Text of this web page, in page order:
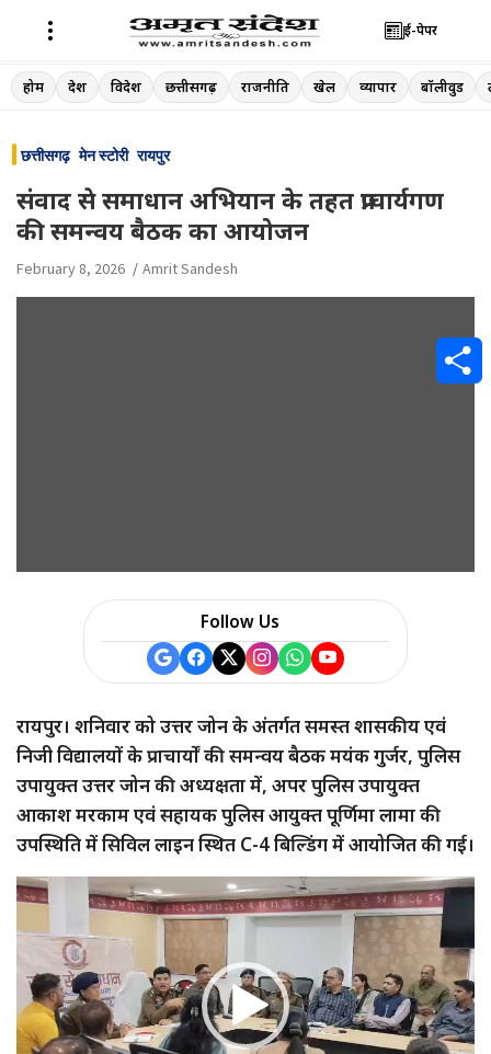
Skip
to
ई-पेपर
होम देश विदेश छत्तीसगढ़ राजनीति खेल व्यापार बॉलीवुड
छत्तीसगढ़ मेन स्टोरी रायपुर
संवाद से समाधान अभियान के तहत प्राचार्यगण
की समन्वय बैठक का आयोजन
February 8, 2026 Amrit Sandesh
Follow Us
रायपुर। शनिवार को उत्तर जोन के अंतर्गत समस्त शासकीय एवं
निजी विद्यालयों के प्राचार्यों की समन्वय बैठक मयंक गुर्जर, पुलिस
उपायुक्त उत्तर जोन की अध्यक्षता में, अपर पुलिस उपायुक्त
आकाश मरकाम एवं सहायक पुलिस आयुक्त पूर्णिमा लामा की
उपस्थिति में सिविल लाइन स्थित C-4 बिल्डिंग में आयोजित की गई।
Video
Player